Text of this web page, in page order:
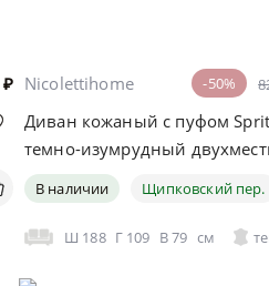
₽ -50%
Nicolettihome
Диван кожаный с пуфом
темно-изумрудный
В наличии Щипковский пер.
Ш 188 Г 109 В79 см